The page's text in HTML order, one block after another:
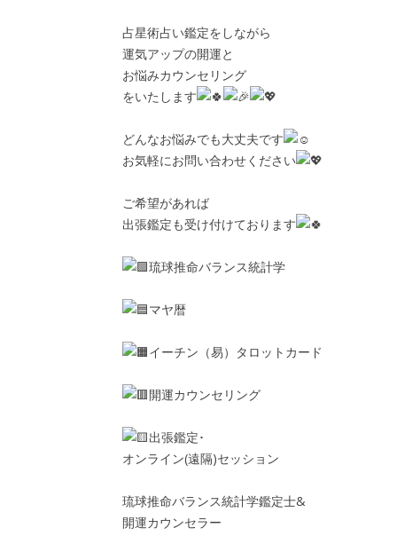
占星術占い鑑定をしながら
運気アップの開運と
お悩みカウンセリング
をいたします
どんなお悩みでも大丈夫です
お気軽にお問い合わせください
ご希望があれば
出張鑑定も受け付けております
琉球推命バランス統計学
マヤ暦
イーチン（易）タロットカード
開運カウンセリング
出張鑑定･
オンライン(遠隔)セッション
琉球推命バランス統計学鑑定士&
開運カウンセラー